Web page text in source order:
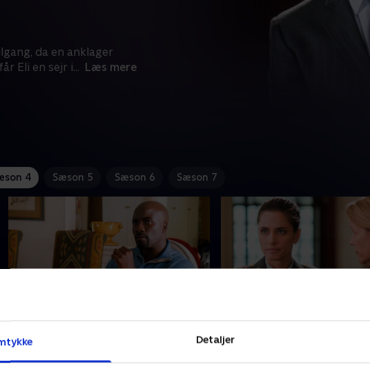
Detaljer
da en anklager
Eli en sejr i... Læs mere
4 Sæson 5 Sæson 6 Sæson 7
5. Waiting For The Knock
Da politiet anholder narkohandlerens
En kvindelig officer anklager